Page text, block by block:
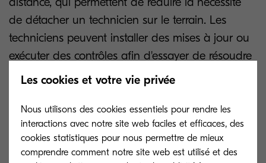
de détacher un technicien sur le terrain. Les
techniciens peuvent installer des mises à jour ou
exécuter des contrôles afin d'essayer de résoudre
à distance les problèmes logiciels, avant de
pièces. Et lorsque la situation l'impose, ils
peuvent se rendre sur place en ayant déjà
connaissance des pièces à changer.
Les cookies et votre vie privée
Nous utilisons des cookies essentiels pour rendre les
interactions avec notre site web faciles et efficaces, des
cookies statistiques pour nous permettre de mieux
comprendre comment notre site web est utilisé et des